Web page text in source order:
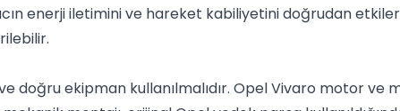
enerji iletimini ve hareket kabiliyetini doğrudan
doğru ekipman kullanılmalıdır. Opel Vivaro motor ve